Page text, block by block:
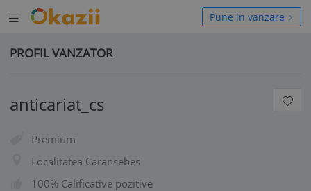
Deschide
meniul
Pune in vanzare
PROFIL VANZATOR
anticariat_cs
Premium
Localitatea Caransebes
100% Calificative pozitive